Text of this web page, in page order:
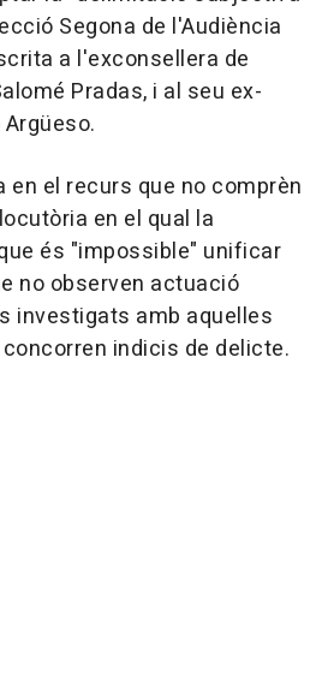
Segona de l'Audiència
a l'exconsellera de
Pradas, i al seu ex-
el recurs que no comprèn
en el qual la
és "impossible" unificar
no observen actuació
investigats amb aquelles
indicis de delicte.